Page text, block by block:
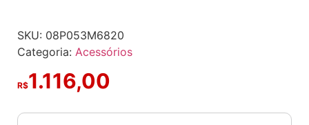
SKU: 08P053M6820
Categoria: Acessórios
R$1.116,00